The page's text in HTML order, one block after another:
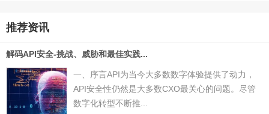
推荐资讯
解码API安全-挑战、威胁和最佳实践...
一、序言API为当今大多数数字体验提供了动力，
API安全性仍然是大多数CXO最关心的问题。尽管
数字化转型不断推...